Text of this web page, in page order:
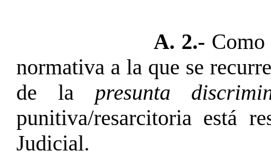
A. 2.- Como
normativa a la que se
de la presunta
punitiva/resarcitoria está
Judicial.